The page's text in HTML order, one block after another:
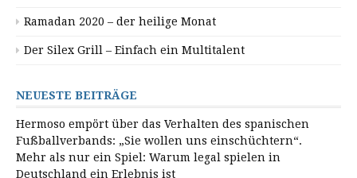
Ramadan 2020 – der heilige Monat
Der Silex Grill – Einfach ein Multitalent
NEUESTE BEITRÄGE
Hermoso empört über das Verhalten des spanischen
Fußballverbands: „Sie wollen uns einschüchtern“.
Mehr als nur ein Spiel: Warum legal spielen in
Deutschland ein Erlebnis ist